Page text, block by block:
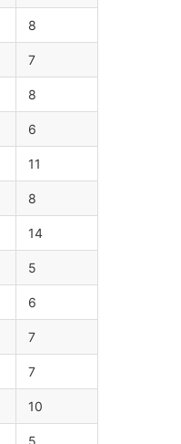
8
7
8
6
11
8
14
5
6
7
7
10